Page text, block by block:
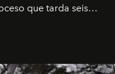
que tarda seis
de formación de